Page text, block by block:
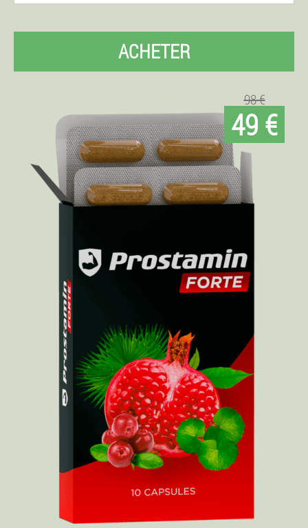
ACHETER
98 €
49 €